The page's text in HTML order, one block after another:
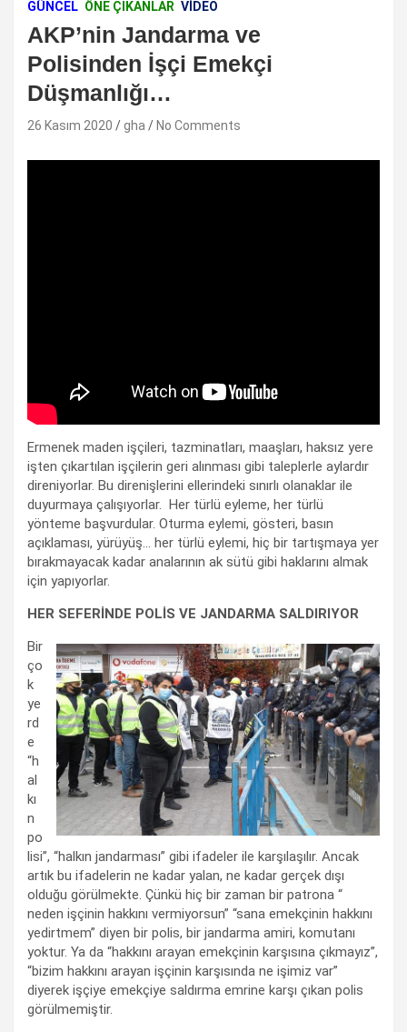
GÜNCEL ÖNE ÇIKANLAR VIDEO
AKP’nin Jandarma ve
Polisinden İşçi Emekçi
Düşmanlığı…
26 Kasım 2020 gha No Comments
Ermenek maden işçileri, tazminatları, maaşları, haksız yere
işten çıkartılan işçilerin geri alınması gibi taleplerle aylardır
direniyorlar. Bu direnişlerini ellerindeki sınırlı olanaklar ile
duyurmaya çalışıyorlar. Her türlü eyleme, her türlü
yönteme başvurdular. Oturma eylemi, gösteri, basın
açıklaması, yürüyüş… her türlü eylemi, hiç bir tartışmaya yer
bırakmayacak kadar analarının ak sütü gibi haklarını almak
için yapıyorlar.
HER SEFERİNDE POLİS VE JANDARMA SALDIRIYOR
Bir
ço
k
ye
rd
e
“h
al
kı
n
po
lisi”, “halkın jandarması” gibi ifadeler ile karşılaşılır. Ancak
artık bu ifadelerin ne kadar yalan, ne kadar gerçek dışı
olduğu görülmekte. Çünkü hiç bir zaman bir patrona “
neden işçinin hakkını vermiyorsun” “sana emekçinin hakkını
yedirtmem” diyen bir polis, bir jandarma amiri, komutanı
yoktur. Ya da “hakkını arayan emekçinin karşısına çıkmayız”,
“bizim hakkını arayan işçinin karşısında ne işimiz var”
diyerek işçiye emekçiye saldırma emrine karşı çıkan polis
görülmemiştir.